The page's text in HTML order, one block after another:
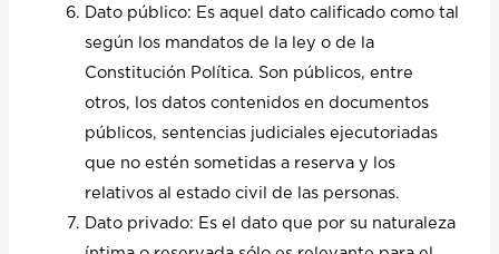
Dato público: Es aquel dato calificado como tal
según los mandatos de la ley o de la
Constitución Política. Son públicos, entre
otros, los datos contenidos en documentos
públicos, sentencias judiciales ejecutoriadas
que no estén sometidas a reserva y los
relativos al estado civil de las personas.
Dato privado: Es el dato que por su naturaleza